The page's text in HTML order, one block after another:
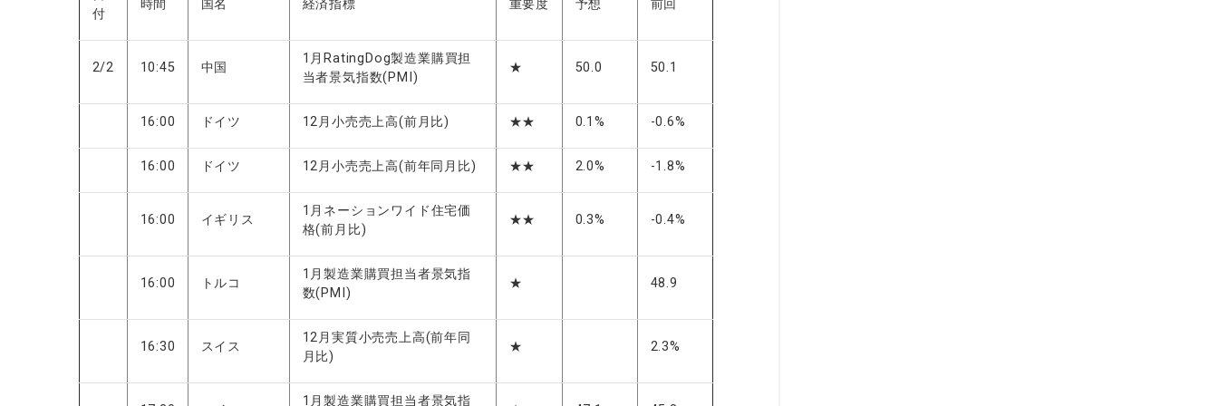
付
時間 国名 経済指標 重要度 予想 前回
2/2 10:45 中国
1月RatingDog製造業購買担
当者景気指数(PMI)
★ 50.0 50.1
16:00 ドイツ 12月小売売上高(前月比) ★★ 0.1% -0.6%
16:00 ドイツ 12月小売売上高(前年同月比) ★★ 2.0% -1.8%
16:00 イギリス
1月ネーションワイド住宅価
格(前月比)
★★ 0.3% -0.4%
16:00 トルコ
1月製造業購買担当者景気指
数(PMI)
★ 48.9
16:30 スイス
12月実質小売売上高(前年同
月比)
★ 2.3%
1月製造業購買担当者景気指